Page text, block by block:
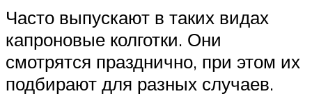
Часто выпускают в таких видах
капроновые колготки. Они
смотрятся празднично, при этом их
подбирают для разных случаев.